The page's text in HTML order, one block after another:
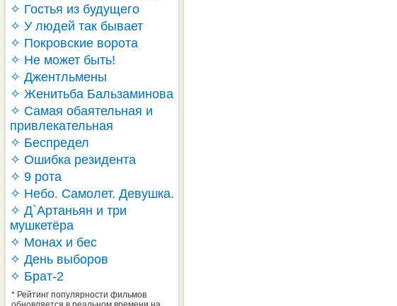
✧ Гостья из будущего
✧ У людей так бывает
✧ Покровские ворота
✧ Не может быть!
✧ Джентльмены
✧ Женитьба Бальзаминова
✧ Самая обаятельная и
привлекательная
✧ Беспредел
✧ Ошибка резидента
✧ 9 рота
✧ Небо. Самолет. Девушка.
✧ Д`Артаньян и три
мушкетёра
✧ Монах и бес
✧ День выборов
✧ Брат-2
* Рейтинг популярности фильмов